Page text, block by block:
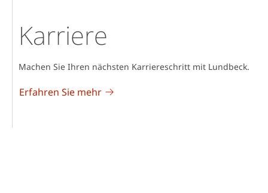
Karriere
Machen Sie Ihren nächsten Karriereschritt mit Lundbeck.
Erfahren Sie mehr